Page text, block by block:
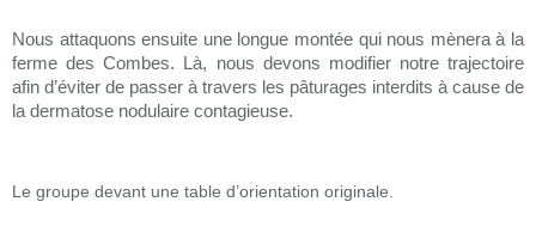
Nous attaquons ensuite une longue montée qui nous mènera à la
ferme des Combes. Là, nous devons modifier notre trajectoire
afin d’éviter de passer à travers les pâturages interdits à cause de
la dermatose nodulaire contagieuse.
Le groupe devant une table d’orientation originale.